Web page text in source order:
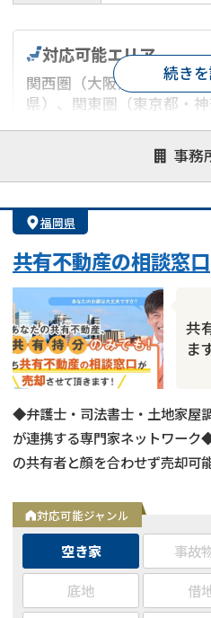
事務
対応可能エリア
関西圏（大阪府・京都府
県）、関東圏（東京都・
業者案件歓迎
続き
福岡県
共有不動産の相談窓口
共
ま
◆弁護士・司法書士・土地家屋
が連携する専門家ネットワー
の共有者と顔を合わせず売却
も対応◆秘密厳守◆相談無料・
対応可能ジャンル
空き家 事故
底地
借